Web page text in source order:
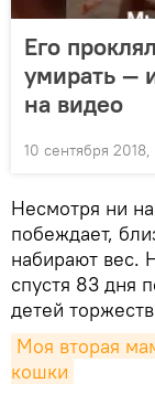
Его
умирать —
на видео
10 сентября
Несмотря ни
побеждает,
набирают вес.
спустя 83 дня
детей
Моя вторая
кошки